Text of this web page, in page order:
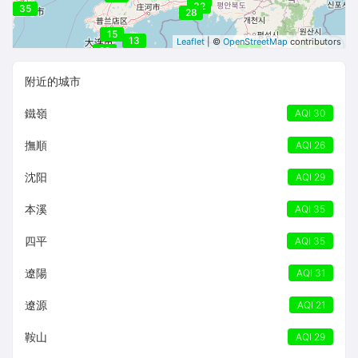
32
32
9
13
35 28
23
15
Leaflet | © OpenStreetMap contributors
附近的城市
鐵嶺 AQI 30
撫順 AQI 26
沈阳 AQI 29
本溪 AQI 35
四平 AQI 35
遼陽 AQI 31
遼源 AQI 21
鞍山 AQI 29